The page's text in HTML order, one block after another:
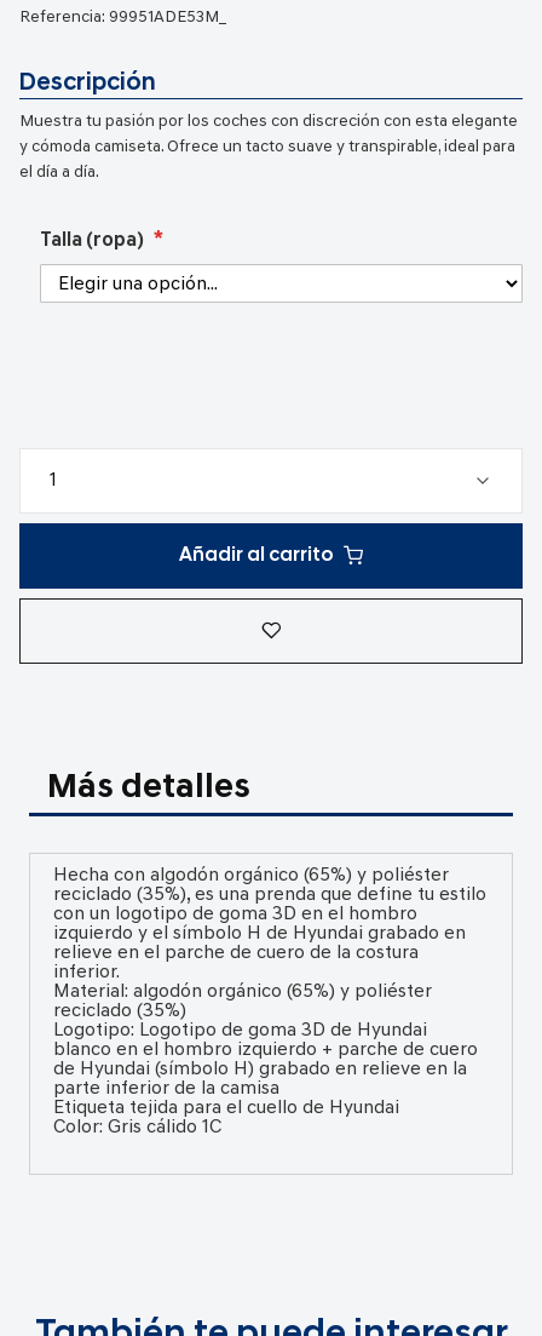
Referencia: 99951ADE53M_
Descripción
Muestra tu pasión por los coches con discreción con esta elegante
y cómoda camiseta. Ofrece un tacto suave y transpirable, ideal para
el día a día.
Talla (ropa)
Añadir al carrito
Más detalles
Hecha con algodón orgánico (65%) y poliéster
reciclado (35%), es una prenda que define tu estilo
con un logotipo de goma 3D en el hombro
izquierdo y el símbolo H de Hyundai grabado en
relieve en el parche de cuero de la costura
inferior.
Material: algodón orgánico (65%) y poliéster
reciclado (35%)
Logotipo: Logotipo de goma 3D de Hyundai
blanco en el hombro izquierdo + parche de cuero
de Hyundai (símbolo H) grabado en relieve en la
parte inferior de la camisa
Etiqueta tejida para el cuello de Hyundai
Color: Gris cálido 1C